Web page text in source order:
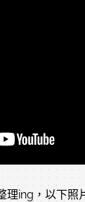
理ing，以下